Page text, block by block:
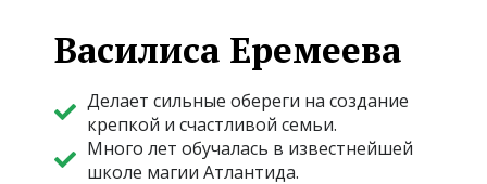
Василиса Еремеева​
Делает сильные обереги на создание
крепкой и счастливой семьи.
Много лет обучалась в известнейшей
школе магии Атлантида.